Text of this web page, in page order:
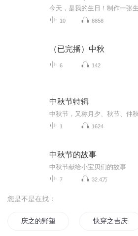
10 8858
（已完播）中秋
6 142
中秋节特辑
1 1624
中秋节的故事
中秋节献给小宝贝们的故事
7 32.4万
您是不是在找：
庆之的野望 快穿之吉庆有余